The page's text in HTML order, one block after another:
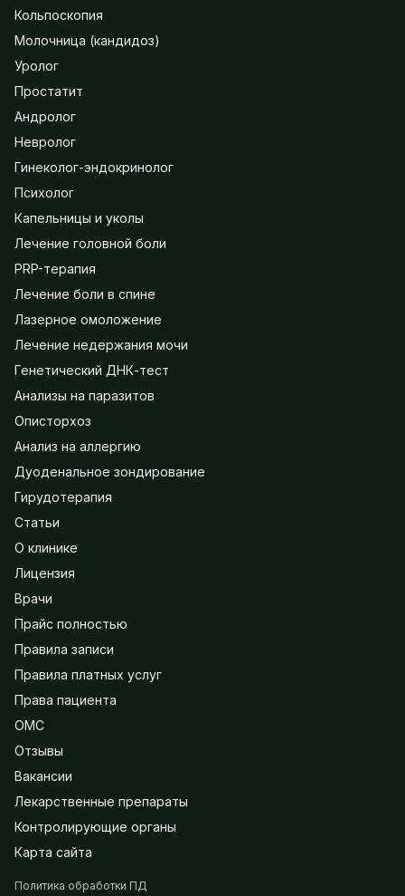
Кольпоскопия
Молочница (кандидоз)
Уролог
Простатит
Андролог
Невролог
Гинеколог-эндокринолог
Психолог
Капельницы и уколы
Лечение головной боли
PRP-терапия
Лечение боли в спине
Лазерное омоложение
Лечение недержания мочи
Генетический ДНК-тест
Анализы на паразитов
Описторхоз
Анализ на аллергию
Дуоденальное зондирование
Гирудотерапия
Статьи
О клинике
Лицензия
Врачи
Прайс полностью
Правила записи
Правила платных услуг
Права пациента
ОМС
Отзывы
Вакансии
Лекарственные препараты
Контролирующие органы
Карта сайта
Политика обработки ПД